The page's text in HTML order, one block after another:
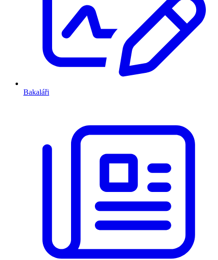
Bakaláři